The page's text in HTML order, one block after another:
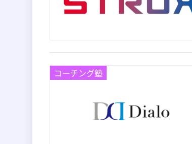
コーチング塾